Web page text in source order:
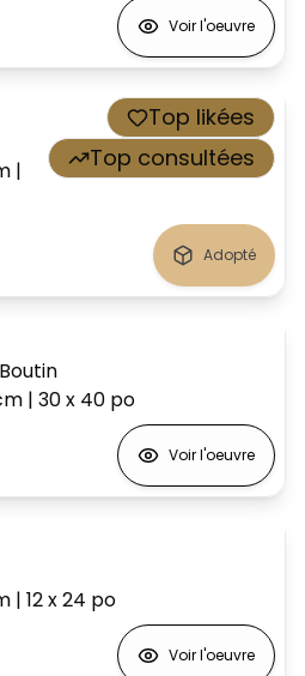
Voir l'oeuvre
|
Top likées
Top consultées
Adopté
| 30 x 40 po
Voir l'oeuvre
| 12 x 24 po
Voir l'oeuvre